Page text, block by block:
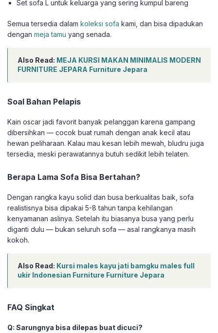
Set sofa L untuk keluarga yang sering kumpul bareng
Semua tersedia dalam koleksi sofa kami, dan bisa dipadukan
dengan meja tamu yang senada.
Also Read: MEJA KURSI MAKAN MINIMALIS MODERN
FURNITURE JEPARA Furniture Jepara
Soal Bahan Pelapis
Kain oscar jadi favorit banyak pelanggan karena gampang
dibersihkan — cocok buat rumah dengan anak kecil atau
hewan peliharaan. Kalau mau kesan lebih mewah, bludru juga
tersedia, meski perawatannya butuh sedikit lebih telaten.
Berapa Lama Sofa Bisa Bertahan?
Dengan rangka kayu solid dan busa berkualitas baik, sofa
realistisnya bisa dipakai 5-8 tahun tanpa kehilangan
kenyamanan aslinya. Setelah itu biasanya busa yang perlu
diganti dulu — bukan seluruh sofa — asal rangkanya masih
kokoh.
Also Read: Kursi males kayu jati bamgku males full
ukir Indonesian Furniture Furniture Jepara
FAQ Singkat
Q: Sarungnya bisa dilepas buat dicuci?